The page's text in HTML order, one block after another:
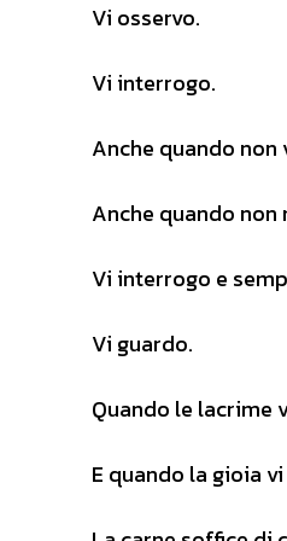
Vi osservo.
Vi interrogo.
Anche quando non
Anche quando non
Vi interrogo e
Vi guardo.
Quando le lacrime
E quando la gioia